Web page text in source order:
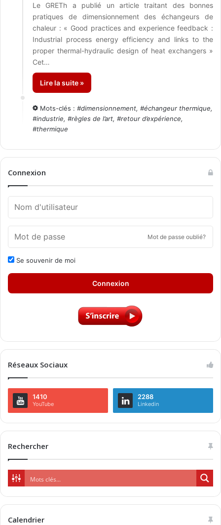
Le GRETh a publié un article traitant des bonnes
pratiques de dimensionnement des échangeurs de
chaleur : « Good practices and experience feedback :
Industrial process energy efficiency and links to the
proper thermal-hydraulic design of heat exchangers »
Cet…
Lire la suite »
Mots-clés : #dimensionnement, #échangeur thermique,
#industrie, #règles de l’art, #retour d’expérience,
#thermique
Connexion
Mot de passe oublié?
Se souvenir de moi
Connexion
Réseaux Sociaux
1410
YouTube
2288
Linkedin
Rechercher
Calendrier